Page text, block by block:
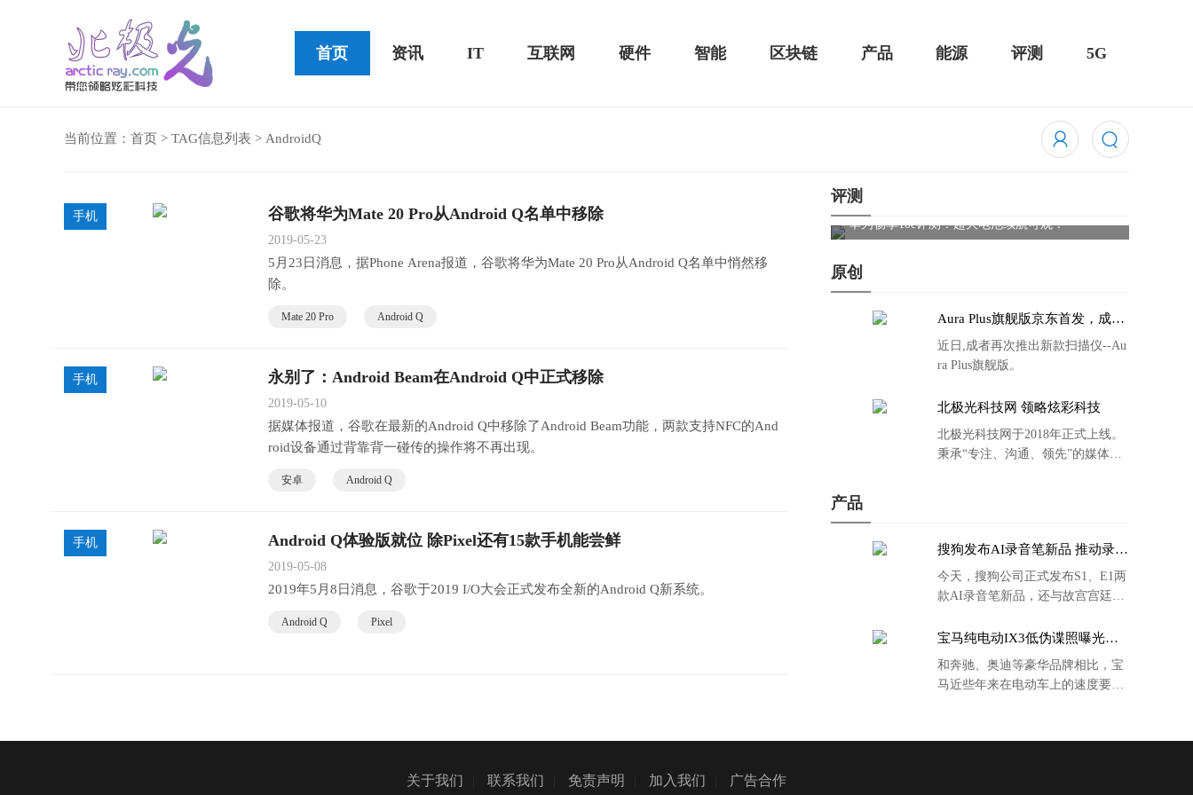
首页 资讯 IT 互联网 硬件 智能 区块链 产品 能源 评测 5G
当前位置： 首页 > TAG信息列表 > AndroidQ
手机 谷歌将华为Mate 20 Pro从Android Q名单中移除
2019-05-23
5月23日消息，据Phone Arena报道，谷歌将华为Mate 20 Pro从Android Q名单中悄然移
除。
Mate 20 Pro Android Q
手机 永别了：Android Beam在Android Q中正式移除
2019-05-10
据媒体报道，谷歌在最新的Android Q中移除了Android Beam功能，两款支持NFC的And
roid设备通过背靠背一碰传的操作将不再出现。
安卓 Android Q
手机 Android Q体验版就位 除Pixel还有15款手机能尝鲜
2019-05-08
2019年5月8日消息，谷歌于2019 I/O大会正式发布全新的Android Q新系统。
Android Q Pixel
评测
Cleer STAGE便携式蓝牙音箱测评-MacSources
华为MateBook 13 2020款评测：超值的2K触控全面
屏
华为畅享10e评测：超大电池续航可观！
原创
Aura Plus旗舰版京东首发，成者
近日,成者再次推出新款扫描仪--Au
ra Plus旗舰版。
北极光科技网 领略炫彩科技
北极光科技网于2018年正式上线。
秉承“专注、沟通、领先”的媒体理
产品
搜狗发布AI录音笔新品 推动录音
今天，搜狗公司正式发布S1、E1两
款AI录音笔新品，还与故宫宫廷文
的故宫宫廷联名款。
宝马纯电动IX3低伪谍照曝光：
和奔驰、奥迪等豪华品牌相比，宝
马近些年来在电动车上的速度要慢
关于我们 联系我们 免责声明 加入我们 广告合作